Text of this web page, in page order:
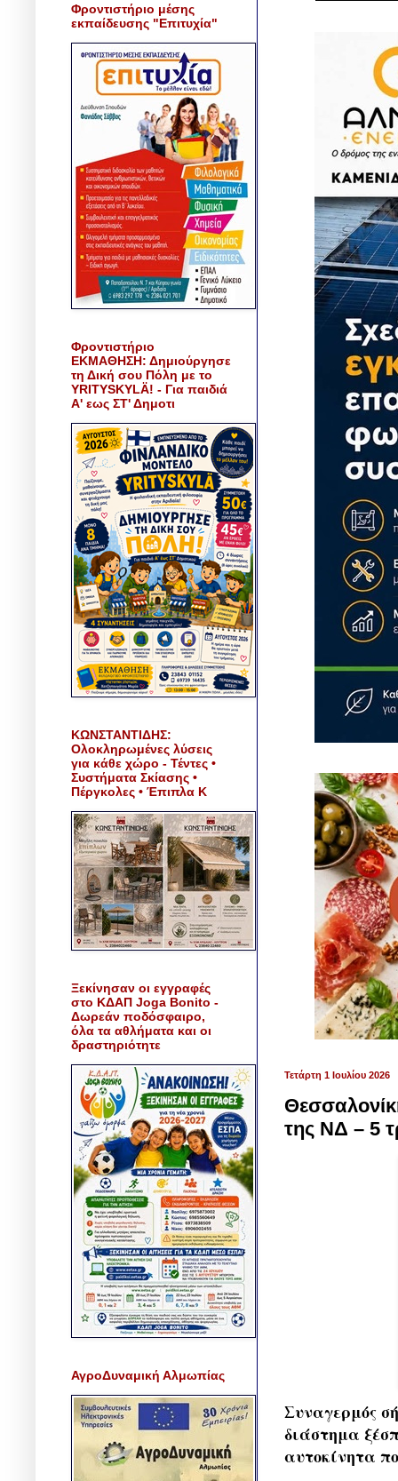
Τετάρτη 1 Ιουλίου 2026
της ΝΔ – 5
Συναγερμός
διάστημα
αυτοκίνητα
Φροντιστήριο μέσης
εκπαίδευσης "Επιτυχία"
Φροντιστήριο
ΕΚΜΑΘΗΣΗ: Δημιούργησε
τη Δική σου Πόλη με το
YRITYSKYLÄ! - Για παιδιά
Α' εως ΣΤ' Δημοτι
ΚΩΝΣΤΑΝΤΙΔΗΣ:
Ολοκληρωμένες λύσεις
για κάθε χώρο - Τέντες •
Συστήματα Σκίασης •
Πέργκολες • Έπιπλα Κ
Ξεκίνησαν οι εγγραφές
στο ΚΔΑΠ Joga Bonito -
Δωρεάν ποδόσφαιρο,
όλα τα αθλήματα και οι
δραστηριότητε
ΑγροΔυναμική Αλμωπίας